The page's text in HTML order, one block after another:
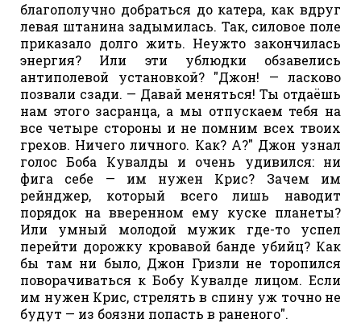
благополучно добраться до катера, как вдруг
левая штанина задымилась. Так, силовое поле
приказало долго жить. Неужто закончилась
энергия? Или эти ублюдки обзавелись
антиполевой установкой? "Джон! — ласково
позвали сзади. — Давай меняться! Ты отдаёшь
нам этого засранца, а мы отпускаем тебя на
все четыре стороны и не помним всех твоих
грехов. Ничего личного. Как? А?" Джон узнал
голос Боба Кувалды и очень удивился: ни
фига себе — им нужен Крис? Зачем им
рейнджер, который всего лишь наводит
порядок на вверенном ему куске планеты?
Или умный молодой мужик где-то успел
перейти дорожку кровавой банде убийц? Как
бы там ни было, Джон Гризли не торопился
поворачиваться к Бобу Кувалде лицом. Если
им нужен Крис, стрелять в спину уж точно не
будут — из боязни попасть в раненого".